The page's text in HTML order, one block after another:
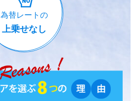
為替レートの
上乗せなし